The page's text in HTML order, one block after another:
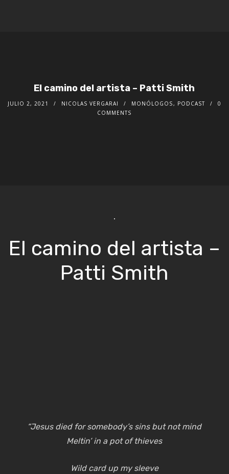
El camino del artista – Patti Smith
JULIO 2, 2021 NICOLAS VERGARAI MONÓLOGOS, PODCAST
0
COMMENTS
El camino del artista –
Patti Smith
“Jesus died for somebody’s sins but not mind
Meltin’ in a pot of thieves
Wild card up my sleeve